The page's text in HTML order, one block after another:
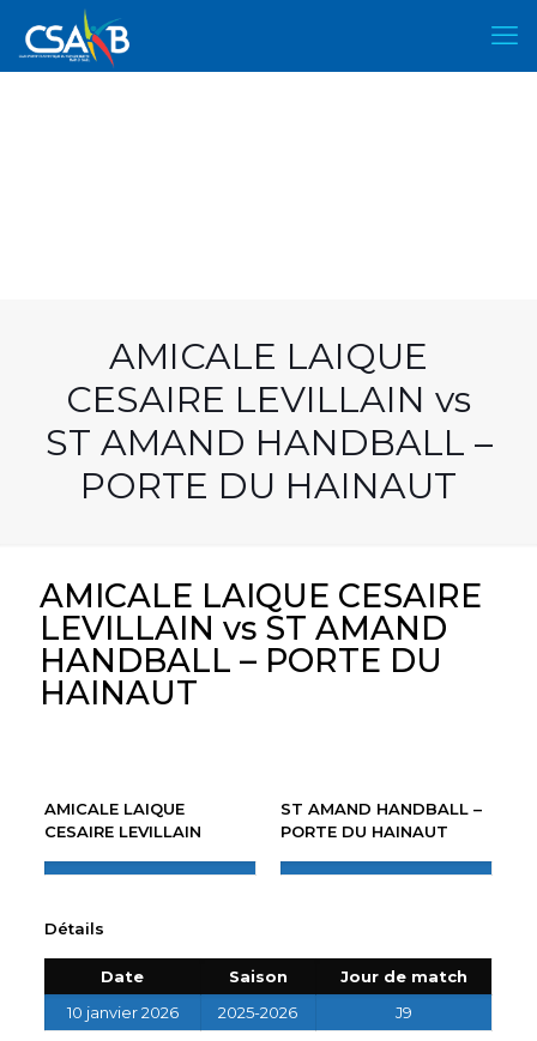
AMICALE LAIQUE
CESAIRE LEVILLAIN vs
ST AMAND HANDBALL –
PORTE DU HAINAUT
AMICALE LAIQUE CESAIRE
LEVILLAIN vs ST AMAND
HANDBALL – PORTE DU
HAINAUT
AMICALE LAIQUE
CESAIRE LEVILLAIN
ST AMAND HANDBALL –
PORTE DU HAINAUT
Détails
Date Saison
Jour de match
10 janvier 2026
2025-2026 J9